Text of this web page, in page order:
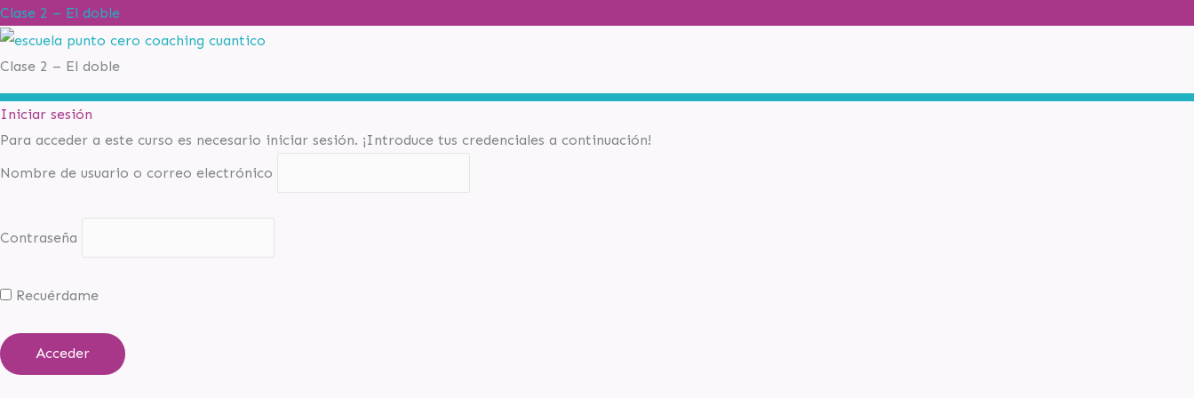
Clase 2 – El doble
Clase 2 – El doble
Iniciar sesión
Para acceder a este curso es necesario iniciar sesión. ¡Introduce tus credenciales a continuación!
Nombre de usuario o correo electrónico
Contraseña
Recuérdame